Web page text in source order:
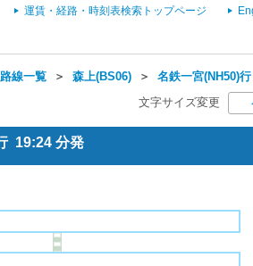
運賃・経路・時刻表検索トップページ
線一覧 ＞ 森上(BS06) ＞ 名鉄一宮(NH50)
文字サイズ変更
19:24 分発